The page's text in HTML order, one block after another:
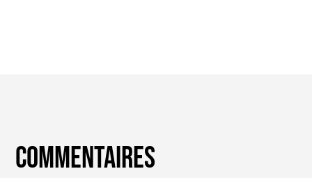
Commentaires